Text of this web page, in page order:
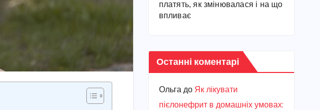
платять, як змінювалася і на що
впливає
Останні коментарі
Ольгадо Як лікувати
пієлонефрит в домашніх умовах: